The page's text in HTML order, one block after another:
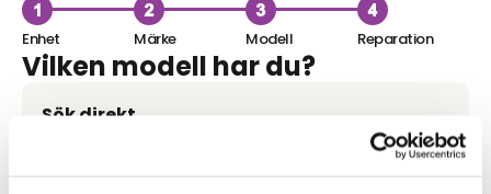
Enhet Märke Modell Reparation
Vilken modell har du?
Sök direkt